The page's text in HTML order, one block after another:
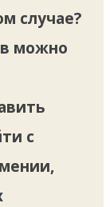
случае?
можно
с